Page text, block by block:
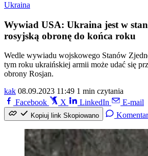
Ukraina
Wywiad USA: Ukraina jest w
rosyjską obronę do końca roku
Wedle wywiadu wojskowego Stanów
tym roku ukraińskiej armii może udać się
obrony Rosjan.
kak 08.09.2023 11:49 1 min czytania
Facebook
X LinkedIn E-mail
Kopiuj link Skopiowano